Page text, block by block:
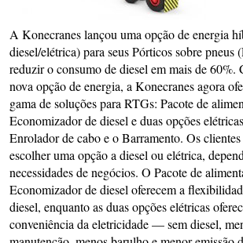
A Konecranes lançou uma opção de energia
diesel/elétrica) para seus Pórticos sobre pneus
reduzir o consumo de diesel em mais de 60%.
nova opção de energia, a Konecranes agora
gama de soluções para RTGs: Pacote de
Economizador de diesel e duas opções
Enrolador de cabo e o Barramento. Os
escolher uma opção a diesel ou elétrica,
necessidades de negócios. O Pacote de
Economizador de diesel oferecem a
diesel, enquanto as duas opções elétricas
conveniência da eletricidade — sem diesel,